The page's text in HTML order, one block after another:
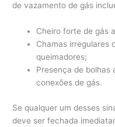
de vazamento de gás
Cheiro forte de gás
Chamas irregulares
queimadores;
Presença de bolhas
conexões de gás.
Se qualquer um desses
deve ser fechada